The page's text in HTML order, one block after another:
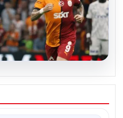
tepkisi! Yönetimin o